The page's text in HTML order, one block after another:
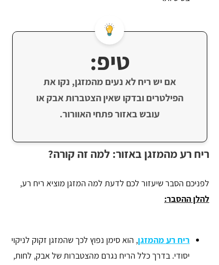
טיפ:
אם יש ריח לא נעים מהמזגן, נקו את
הפילטרים ובדקו שאין הצטברות אבק או
עובש באזור פתחי האוורור.
ריח רע מהמזגן באזור: למה זה קורה?
​לפניכם הסבר שיעזור לכם לדעת למה המזגן מוציא ריח רע,
להלן ההסבר:
ריח רע מהמזגן, הוא סימן נפוץ לכך שהמזגן זקוק לניקוי
יסודי. בדרך כלל הריח נגרם מהצטברות של אבק, לחות,